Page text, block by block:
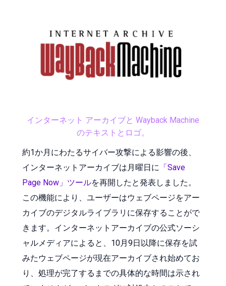
インターネット アーカイブと Wayback Machine
のテキストとロゴ。
約1か月にわたるサイバー攻撃による影響の後、
インターネットアーカイブは月曜日に 「Save
Page Now」ツールを再開したと発表しました。
この機能により、ユーザーはウェブページをアー
カイブのデジタルライブラリに保存することがで
きます。インターネットアーカイブの公式ソーシ
ャルメディアによると、10月9日以降に保存を試
みたウェブページが現在アーカイブされ始めてお
り、処理が完了するまでの具体的な時間は示され